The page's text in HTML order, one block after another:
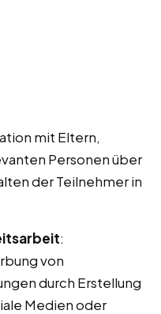
mit Eltern,
Personen über
der Teilnehmer in
:
von
durch Erstellung
Medien oder